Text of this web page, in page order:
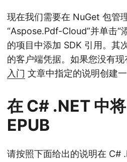
现在我们需要在 NuGet 包管
“Aspose.Pdf-Cloud”并单击“
的项目中添加 SDK 引用。其
的客户端凭据。如果您没有
入门 文章中指定的说明创建一
在 C# .NET 中
EPUB
请按照下面给出的说明在 C#